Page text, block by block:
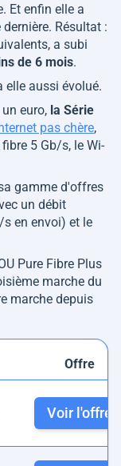
Et enfin elle a
Résultat :
a subi
de 6 mois.
elle aussi évolué.
euro, la Série
pas chère,
5 Gb/s, le Wi-
gamme d'offres
un débit
en envoi) et le
Pure Fibre Plus
marche du
marche depuis
Offre
Voir l'offre